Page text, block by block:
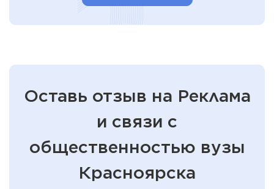
Оставь отзыв на Реклама
и связи с
общественностью вузы
Красноярска